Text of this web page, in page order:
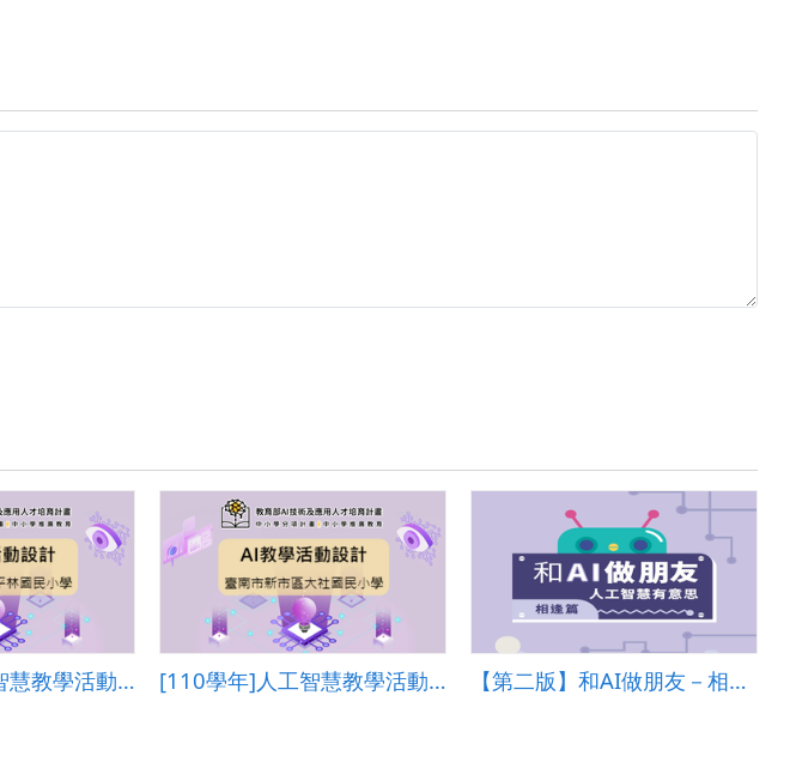
[110學年]人工智慧教學活動設計―嘉義縣大林鎮平林國民小學 [110學年]人工智慧教學活動設計―臺南市新市區大社國民小學 【第二版】和AI做朋友－相逢篇：人工智慧有意思 (國小教案)